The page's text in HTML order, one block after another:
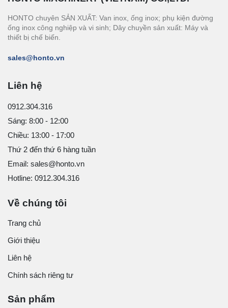
HONTO chuyên SẢN XUẤT: Van inox, ống inox; phụ kiện đường
ống inox công nghiệp và vi sinh; Dây chuyền sản xuất: Máy và
thiết bị chế biến.
sales@honto.vn
Liên hệ
0912.304.316
Sáng: 8:00 - 12:00
Chiều: 13:00 - 17:00
Thứ 2 đến thứ 6 hàng tuần
Email: sales@honto.vn
Hotline: 0912.304.316
Về chúng tôi
Trang chủ
Giới thiệu
Liên hệ
Chính sách riêng tư
Sản phẩm